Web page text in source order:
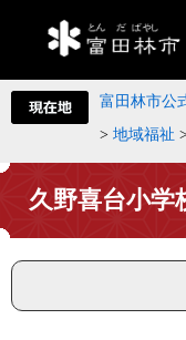
富田林市公
> 地域福祉 >
久野喜台小学